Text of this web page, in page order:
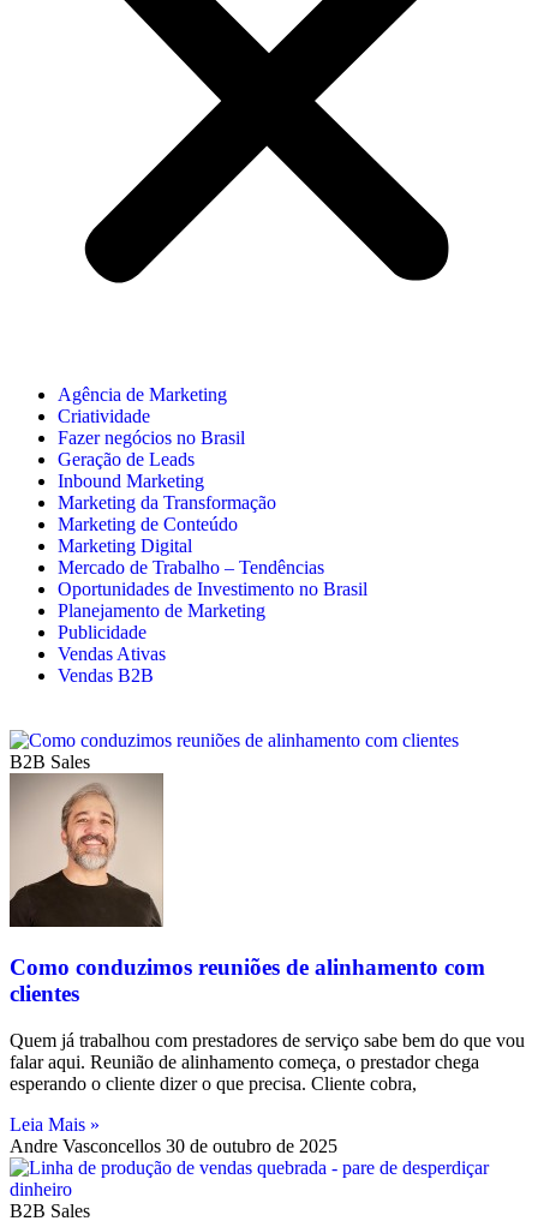
Agência de Marketing
Criatividade
Fazer negócios no Brasil
Geração de Leads
Inbound Marketing
Marketing da Transformação
Marketing de Conteúdo
Marketing Digital
Mercado de Trabalho – Tendências
Oportunidades de Investimento no Brasil
Planejamento de Marketing
Publicidade
Vendas Ativas
Vendas B2B
B2B Sales
Como conduzimos reuniões de alinhamento com
clientes
Quem já trabalhou com prestadores de serviço sabe bem do que vou
falar aqui. Reunião de alinhamento começa, o prestador chega
esperando o cliente dizer o que precisa. Cliente cobra,
Leia Mais »
Andre Vasconcellos 30 de outubro de 2025
B2B Sales